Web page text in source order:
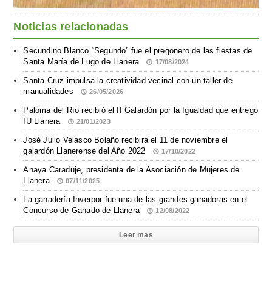
Noticias relacionadas
Secundino Blanco “Segundo” fue el pregonero de las fiestas de
Santa María de Lugo de Llanera
17/08/2024
Santa Cruz impulsa la creatividad vecinal con un taller de
manualidades
26/05/2026
Paloma del Río recibió el II Galardón por la Igualdad que entregó
IU Llanera
21/01/2023
José Julio Velasco Bolaño recibirá el 11 de noviembre el
galardón Llanerense del Año 2022
17/10/2022
Anaya Caraduje, presidenta de la Asociación de Mujeres de
Llanera
07/11/2025
La ganadería Inverpor fue una de las grandes ganadoras en el
Concurso de Ganado de Llanera
12/08/2022
Leer mas